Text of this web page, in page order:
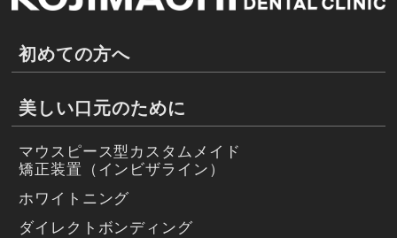
初めての方へ
美しい口元のために
マウスピース型カスタムメイド
矯正装置（インビザライン）
ホワイトニング
ダイレクトボンディング